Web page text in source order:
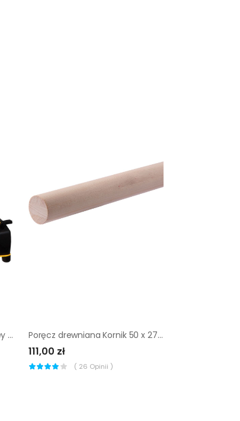
Kompresor bezolejowy Stanley 5 l 0,5 KM Poręcz drewniana Kornik 50 x 2700 mm sosna
111,00 zł
( 26 Opinii )